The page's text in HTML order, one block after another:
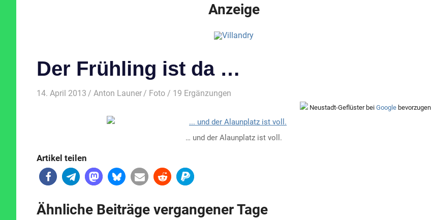
Anzeige
Der Frühling ist da …
14. April 2013 Anton Launer Foto / 19 Ergänzungen
Neustadt-Geflüster bei Google bevorzugen
… und der Alaunplatz ist voll.
Artikel teilen
Ähnliche Beiträge vergangener Tage